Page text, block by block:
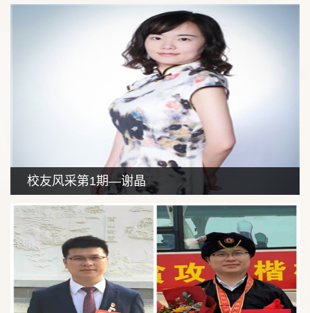
校友风采第1期—谢晶